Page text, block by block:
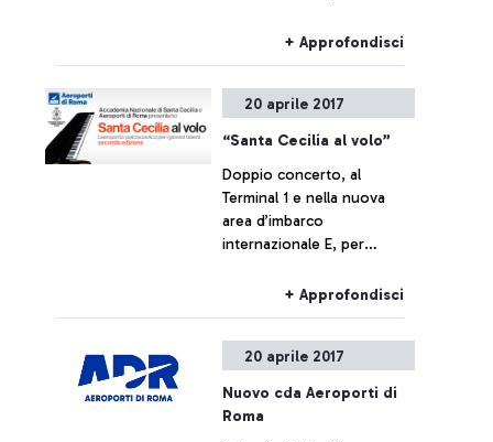
di ADR e dell’Accademia di
S.Cecilia.
+ Approfondisci
20 aprile 2017
“Santa Cecilia al volo”
Doppio concerto, al
Terminal 1 e nella nuova
area d’imbarco
internazionale E, per
volo”, promossa da
Aeroporti di Roma con
l’Accademia Nazionale di
Santa Cecilia.
+ Approfondisci
20 aprile 2017
Nuovo cda Aeroporti di
Roma